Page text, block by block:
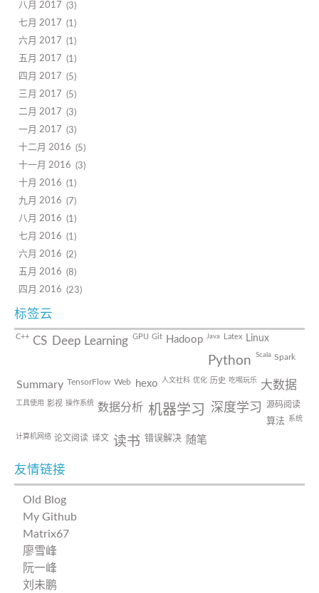
八月 2017 3
七月 2017 1
六月 2017 1
五月 2017 1
四月 2017 5
三月 2017 5
二月 2017 3
一月 2017 3
十二月 2016 5
十一月 2016 3
十月 2016 1
九月 2016 7
八月 2016 1
七月 2016 1
六月 2016 2
五月 2016 8
四月 2016 23
标签云
C++ CS Deep Learning GPU Git Hadoop Java Latex Linux
Python Scala Spark
Summary TensorFlow Web hexo 人文社科 优化 历史 吃喝玩乐 大数据
工具使用 影视 操作系统 数据分析 机器学习 深度学习 源码阅读
算法 系统
计算机网络 论文阅读 译文 读书 错误解决 随笔
友情链接
Old Blog
My Github
Matrix67
廖雪峰
阮一峰
刘未鹏